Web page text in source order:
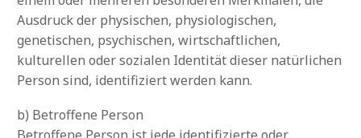
Ausdruck der physischen, physiologischen,
genetischen, psychischen, wirtschaftlichen,
kulturellen oder sozialen Identität dieser natürlichen
Person sind, identifiziert werden kann.
b) Betroffene Person